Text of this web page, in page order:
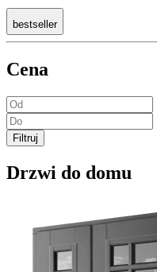
bestseller
Cena
Filtruj
Drzwi do domu